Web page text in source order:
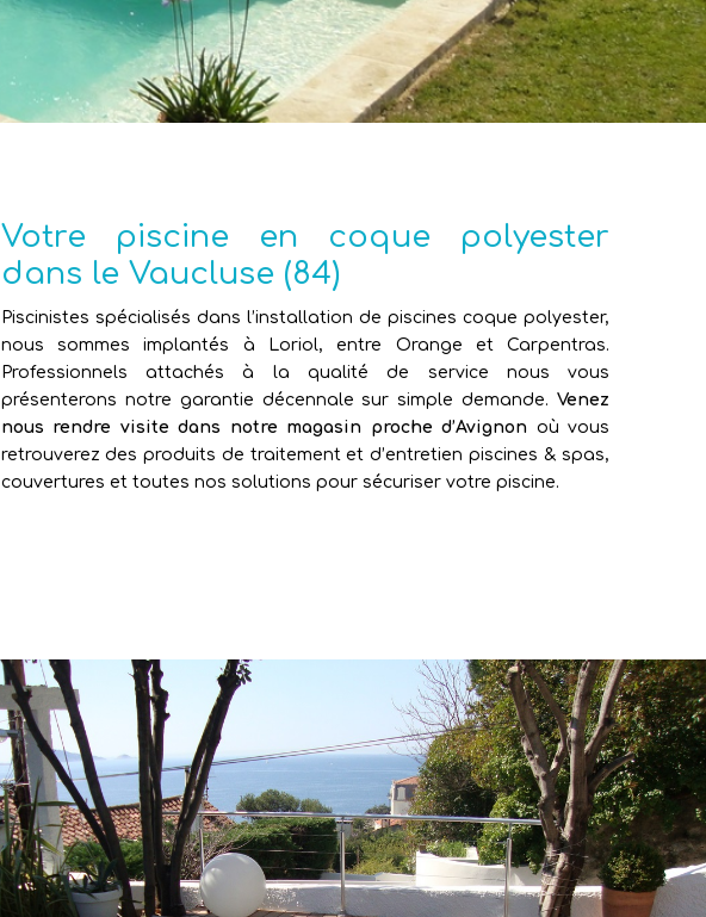
Votre piscine en coque polyester
dans le Vaucluse (84)
Piscinistes spécialisés dans l’installation de piscines coque polyester,
nous sommes implantés à Loriol, entre Orange et Carpentras.
Professionnels attachés à la qualité de service nous vous
présenterons notre garantie décennale sur simple demande.Venez
nous rendre visite dans notre magasin proche d’Avignon où vous
retrouverez des produits de traitement et d’entretien piscines & spas,
couvertures et toutes nos solutions pour sécuriser votre piscine.